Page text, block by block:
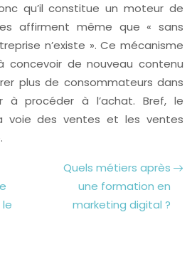
qu’il constitue un moteur de
affirment même que « sans
n’existe ». Ce mécanisme
concevoir de nouveau contenu
plus de consommateurs dans
procéder à l’achat. Bref, le
voie des ventes et les ventes
Quels métiers après
une formation en
marketing digital ?